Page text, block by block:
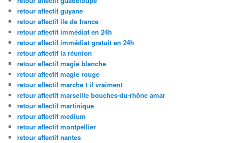
retour affectif guyane
retour affectif ile de france
retour affectif immédiat en 24h
retour affectif immédiat gratuit en 24h
retour affectif la réunion
retour affectif magie blanche
retour affectif magie rouge
retour affectif marche t il vraiment
retour affectif marseille bouches-du-rhône amar
retour affectif martinique
retour affectif medium
retour affectif montpellier
retour affectif nantes